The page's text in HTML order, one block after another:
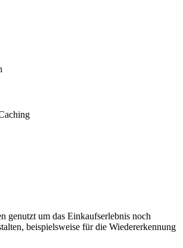
genutzt um das Einkaufserlebnis noch
beispielsweise für die Wiedererkennung